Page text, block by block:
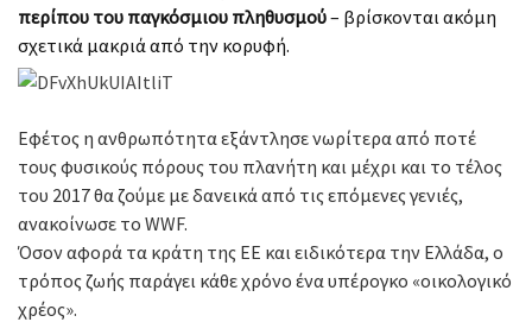
περίπου του παγκόσμιου πληθυσμού– βρίσκονται ακόμη
σχετικά μακριά από την κορυφή.
Εφέτος η ανθρωπότητα εξάντλησε νωρίτερα από ποτέ
τους φυσικούς πόρους του πλανήτη και μέχρι και το τέλος
του 2017 θα ζούμε με δανεικά από τις επόμενες γενιές,
ανακοίνωσε το WWF.
Όσον αφορά τα κράτη της ΕΕ και ειδικότερα την Ελλάδα, ο
τρόπος ζωής παράγει κάθε χρόνο ένα υπέρογκο «οικολογικό
χρέος».